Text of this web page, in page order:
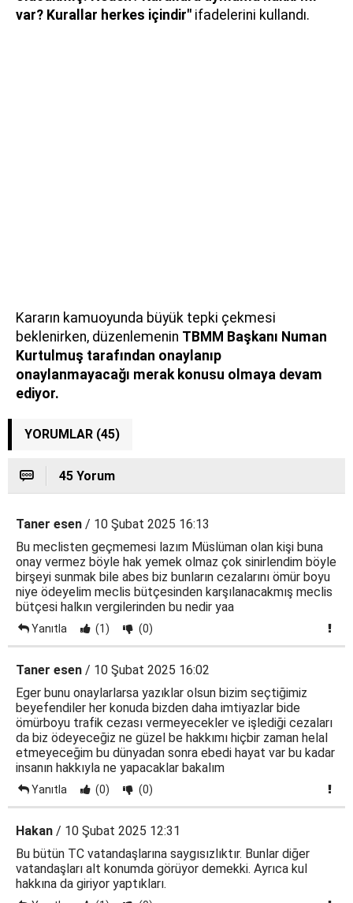
var? Kurallar herkes içindir" ifadelerini kullandı.
Kararın kamuoyunda büyük tepki çekmesi
beklenirken, düzenlemenin TBMM Başkanı Numan
Kurtulmuş tarafından onaylanıp
onaylanmayacağı merak konusu olmaya devam
ediyor.
YORUMLAR (45)
45 Yorum
Taner esen / 10 Şubat 2025 16:13
Bu meclisten geçmemesi lazım Müslüman olan kişi buna
onay vermez böyle hak yemek olmaz çok sinirlendim böyle
birşeyi sunmak bile abes biz bunların cezalarını ömür boyu
niye ödeyelim meclis bütçesinden karşılanacakmış meclis
bütçesi halkın vergilerinden bu nedir yaa
Yanıtla (1) (0)
Taner esen / 10 Şubat 2025 16:02
Eger bunu onaylarlarsa yazıklar olsun bizim seçtiğimiz
beyefendiler her konuda bizden daha imtiyazlar bide
ömürboyu trafik cezası vermeyecekler ve işlediği cezaları
da biz ödeyeceğiz ne güzel be hakkımı hiçbir zaman helal
etmeyeceğim bu dünyadan sonra ebedi hayat var bu kadar
insanın hakkıyla ne yapacaklar bakalım
Yanıtla (0) (0)
Hakan / 10 Şubat 2025 12:31
Bu bütün TC vatandaşlarına saygısızlıktır. Bunlar diğer
vatandaşları alt konumda görüyor demekki. Ayrıca kul
hakkına da giriyor yaptıkları.